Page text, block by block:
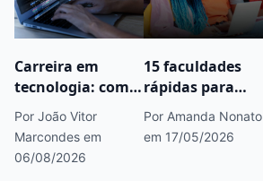
Carreira em
tecnologia: como
começar, áreas
em alta e
caminhos para
crescer
Por João Vitor
Marcondes em
06/08/2026
15 faculdades
rápidas para
fazer concurso
público que você
precisa conhecer
Por Amanda Nonato
em 17/05/2026